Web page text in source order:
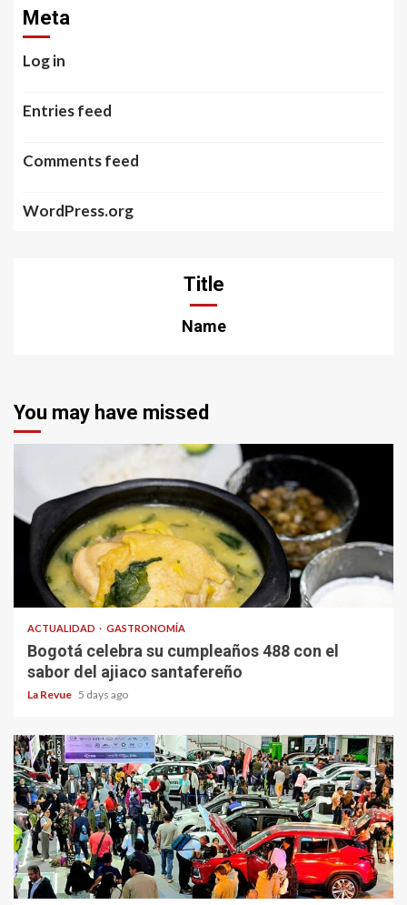
Meta
Log in
Entries feed
Comments feed
WordPress.org
Title
Name
You may have missed
ACTUALIDAD GASTRONOMÍA
Bogotá celebra su cumpleaños 488 con el
sabor del ajiaco santafereño
La Revue 5 days ago